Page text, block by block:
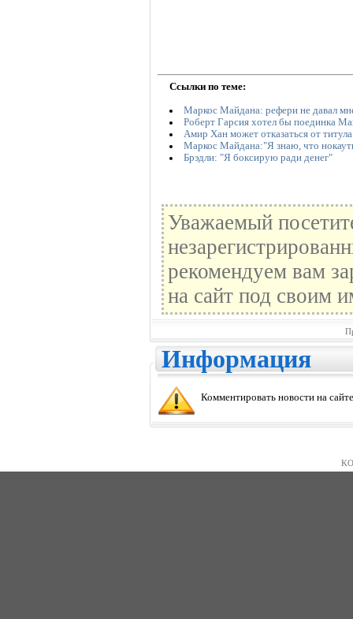
Ссылки по теме:
Маркос Майдана: рефери не давал
Роберт Гарсия хотел бы поединка
Амир Хан может отказаться от титула
Маркос Майдана:"Я знаю, что
Брэдли: "Я боксирую ради денег"
Уважаемый
рекомендуем вам
на сайт под своим
Информация
Комментировать новости на